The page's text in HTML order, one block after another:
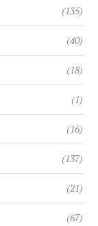
(135)
(40)
(18)
(1)
(16)
(137)
(21)
(67)